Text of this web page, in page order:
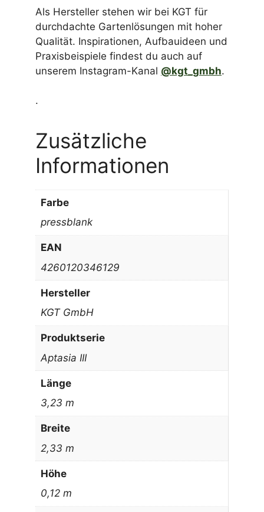
Als Hersteller stehen wir bei KGT für
durchdachte Gartenlösungen mit hoher
Qualität. Inspirationen, Aufbauideen und
Praxisbeispiele findest du auch auf
unserem Instagram-Kanal @kgt_gmbh.
.
Zusätzliche
Informationen
Farbe
pressblank
EAN
4260120346129
Hersteller
KGT GmbH
Produktserie
Aptasia III
Länge
3,23 m
Breite
2,33 m
Höhe
0,12 m